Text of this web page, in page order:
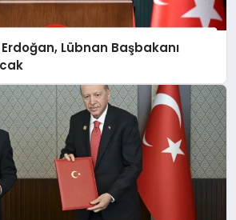
Lübnan Başbakanı